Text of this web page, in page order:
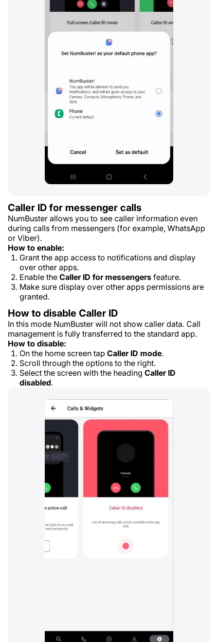
Caller ID for messenger calls
NumBuster allows you to see caller information even
during calls from messengers (for example, WhatsApp
or Viber).
How to enable:
Grant the app access to notifications and display
over other apps.
Enable the Caller ID for messengers feature.
Make sure display over other apps permissions are
granted.
How to disable Caller ID
In this mode NumBuster will not show caller data. Call
management is fully transferred to the standard app.
How to disable:
On the home screen tap Caller ID mode.
Scroll through the options to the right.
Select the screen with the heading Caller ID
disabled.